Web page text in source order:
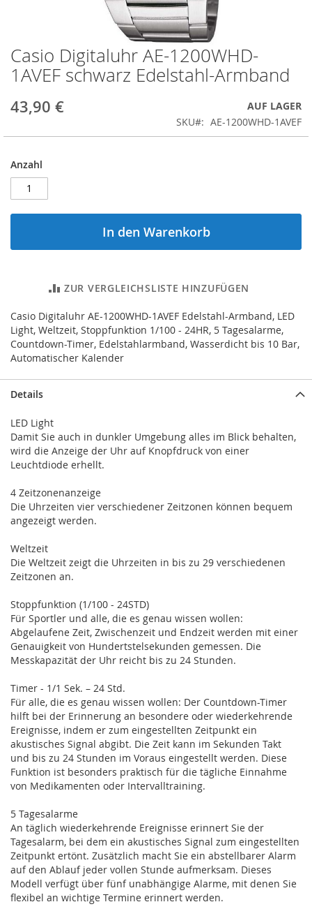
Zum
Anfang
der
springen
Casio Digitaluhr AE-1200WHD-
1AVEF schwarz Edelstahl-Armband
43,90 €
AUF LAGER
SKU
AE-1200WHD-1AVEF
Anzahl
In den Warenkorb
ZUR VERGLEICHSLISTE HINZUFÜGEN
Casio Digitaluhr AE-1200WHD-1AVEF Edelstahl-Armband, LED
Light, Weltzeit, Stoppfunktion 1/100 - 24HR, 5 Tagesalarme,
Countdown-Timer, Edelstahlarmband, Wasserdicht bis 10 Bar,
Automatischer Kalender
Details
LED Light
Damit Sie auch in dunkler Umgebung alles im Blick behalten,
wird die Anzeige der Uhr auf Knopfdruck von einer
Leuchtdiode erhellt.
4 Zeitzonenanzeige
Die Uhrzeiten vier verschiedener Zeitzonen können bequem
angezeigt werden.
Weltzeit
Die Weltzeit zeigt die Uhrzeiten in bis zu 29 verschiedenen
Zeitzonen an.
Stoppfunktion (1/100 - 24STD)
Für Sportler und alle, die es genau wissen wollen:
Abgelaufene Zeit, Zwischenzeit und Endzeit werden mit einer
Genauigkeit von Hundertstelsekunden gemessen. Die
Messkapazität der Uhr reicht bis zu 24 Stunden.
Timer - 1/1 Sek. – 24 Std.
Für alle, die es genau wissen wollen: Der Countdown-Timer
hilft bei der Erinnerung an besondere oder wiederkehrende
Ereignisse, indem er zum eingestellten Zeitpunkt ein
akustisches Signal abgibt. Die Zeit kann im Sekunden Takt
und bis zu 24 Stunden im Voraus eingestellt werden. Diese
Funktion ist besonders praktisch für die tägliche Einnahme
von Medikamenten oder Intervalltraining.
5 Tagesalarme
An täglich wiederkehrende Ereignisse erinnert Sie der
Tagesalarm, bei dem ein akustisches Signal zum eingestellten
Zeitpunkt ertönt. Zusätzlich macht Sie ein abstellbarer Alarm
auf den Ablauf jeder vollen Stunde aufmerksam. Dieses
Modell verfügt über fünf unabhängige Alarme, mit denen Sie
flexibel an wichtige Termine erinnert werden.